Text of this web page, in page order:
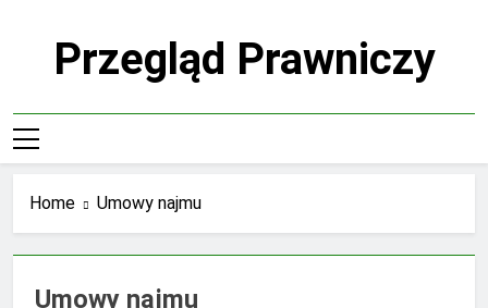
Przegląd Prawniczy
Home Umowy najmu
Umowy najmu